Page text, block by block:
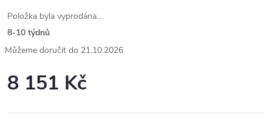
Položka byla vyprodána…
8-10 týdnů
21.10.2026
8 151 Kč
cena: